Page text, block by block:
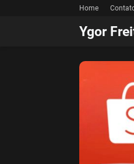
Home
Ygor